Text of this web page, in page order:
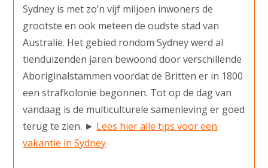
Sydney is met zo’n vijf miljoen inwoners de
grootste en ook meteen de oudste stad van
Australië. Het gebied rondom Sydney werd al
tienduizenden jaren bewoond door verschillende
Aboriginalstammen voordat de Britten er in 1800
een strafkolonie begonnen. Tot op de dag van
vandaag is de multiculturele samenleving er goed
terug te zien. ► Lees hier alle tips voor een
vakantie in Sydney